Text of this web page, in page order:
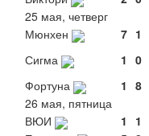
25 мая, четверг
Мюнхен
7 1
Сигма
1 0
Фортуна
1 8
26 мая, пятница
ВЮИ
1 1